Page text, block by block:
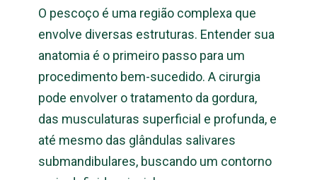
O pescoço é uma região complexa que
envolve diversas estruturas. Entender sua
anatomia é o primeiro passo para um
procedimento bem-sucedido. A cirurgia
pode envolver o tratamento da gordura,
das musculaturas superficial e profunda, e
até mesmo das glândulas salivares
submandibulares, buscando um contorno